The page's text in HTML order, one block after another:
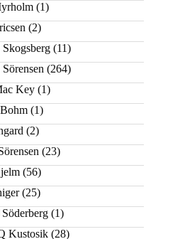
(1)
(2)
(11)
(264)
Key (1)
(1)
(2)
(23)
(56)
(25)
(1)
Kustosik (28)